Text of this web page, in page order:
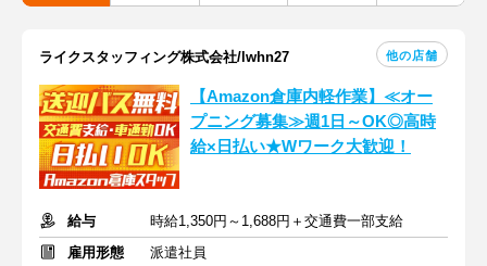
ライクスタッフィング株式会社/lwhn27 他の店舗
【Amazon倉庫内軽作業】≪オー
プニング募集≫週1日～OK◎高時
給×日払い★Wワーク大歓迎！
給与
時給1,350円～1,688円＋交通費一部支給
雇用形態
派遣社員